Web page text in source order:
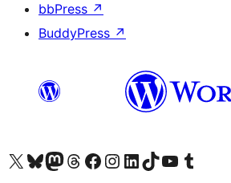
bbPress ↗
BuddyPress ↗
Visita la cuenta de X (anteriormente Twitter)
Visita a nosa conta de Bluesky
Visita a nosa conta de Mastodon
Visita a nosa conta de Threads
Visita a nosa páxina de Facebook
Visita a nosa conta de Instagram
Visita a nosa conta de LinkedIn
Visita a nosa conta de TikTok
Visita a nosa canle de YouTube
Visita a nosa conta de Tumblr